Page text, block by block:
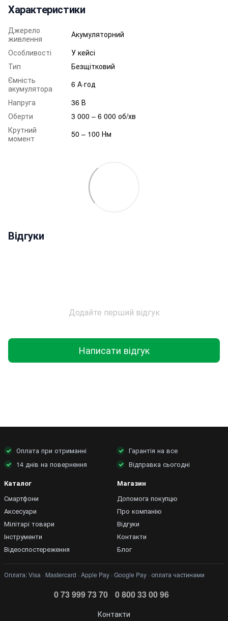
Акумуляторний дриль-шуруповерт DeWalt DCD800NT
високопродуктивний інструмент з
дизайну він підходить як для професіоналів, так і для
побутового використання.
Продуктивність і потужність:
DeWalt DCD800NT обладнаний
Перша швидкість
точного настроювання під матеріал і тип кріплення
забезпечує стабільну роботу, не схильний до ефекту пам'яті
та саморозряджання, а також може заряджатися на будь-
якому рівні заряду, що залишився.
Конструкція та зручність використання:
Металевий швидкозатискний патрон 0,8-10 мм
забезпечує надійну фіксацію обладнання
Ергономічна прогумована ручка
на руки та підвищує зручність роботи
використання в обмеженому просторі
Вбудований світлодіодефективно освітлює робочу
Характеристики
Джерело
живлення
Акумуляторний
Особливості
У кейсі
Тип
Безщітковий
Ємність
акумулятора
6 А·год
Напруга
36 В
Оберти
3 000 – 6 000 об/хв
Крутний
момент
50 – 100 Нм
Відгуки
Додайте перший відгук
Написати відгук
Оплата при отриманні
Гарантія на все
14 днів на повернення
Відправка сьогодні
Каталог
Смартфони
Аксесуари
Мілітарі товари
Інструменти
Відеоспостереження
Магазин
Допомога покупцю
Про компанію
Відгуки
Контакти
Блог
Оплата: Visa · Mastercard · Apple Pay · Google Pay · оплата частинами
0 73 999 73 70 0 800 33 00 96
Контакти